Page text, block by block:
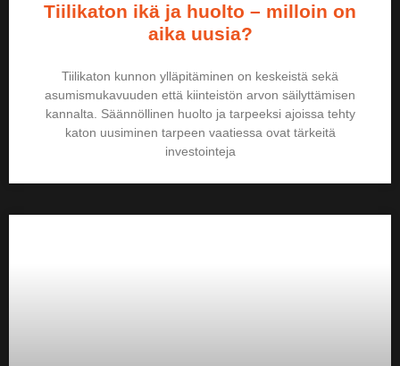
Tiilikaton ikä ja huolto – milloin on
aika uusia?
Tiilikaton kunnon ylläpitäminen on keskeistä sekä
asumismukavuuden että kiinteistön arvon säilyttämisen
kannalta. Säännöllinen huolto ja tarpeeksi ajoissa tehty
katon uusiminen tarpeen vaatiessa ovat tärkeitä
investointeja